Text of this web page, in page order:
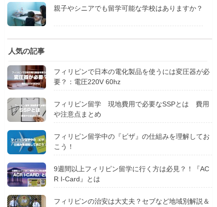
親子やシニアでも留学可能な学校はありますか？
人気の記事
フィリピンで日本の電化製品を使うには変圧器が必
要？：電圧220V 60hz
フィリピン留学 現地費用で必要なSSPとは 費用
や注意点まとめ
フィリピン留学中の『ビザ』の仕組みを理解してお
こう！
9週間以上フィリピン留学に行く方は必見？！『AC
R I-Card』とは
フィリピンの治安は大丈夫？セブなど地域別解説＆